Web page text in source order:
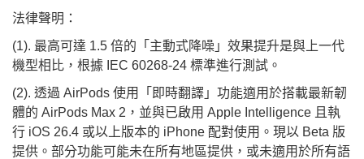
法律聲明：
(1). 最高可達 1.5 倍的「主動式降噪」效果提升是與上一代
機型相比，根據 IEC 60268-24 標準進行測試。
(2). 透過 AirPods 使用「即時翻譯」功能適用於搭載最新韌
體的 AirPods Max 2，並與已啟用 Apple Intelligence 且執
行 iOS 26.4 或以上版本的 iPhone 配對使用。現以 Beta 版
提供。部分功能可能未在所有地區提供，或未適用於所有語